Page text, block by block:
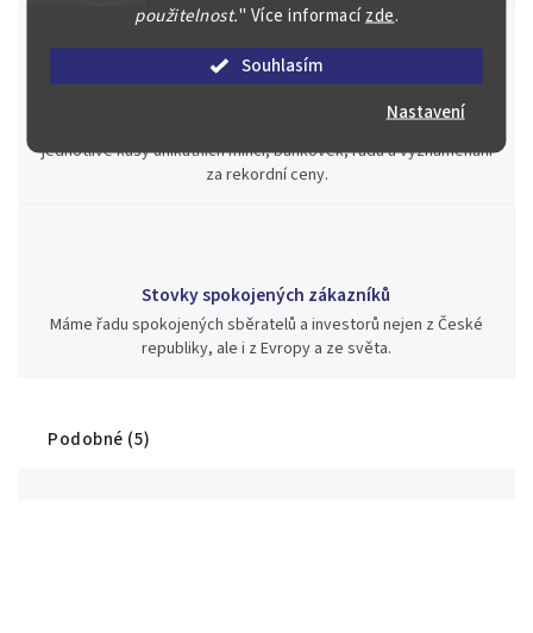
použitelnost." Více informacízde.
Souhlasím
Nastavení
Během té doby jsme v našich aukcích prodali významné sbírky i
jednotlivé kusy unikátních mincí, bankovek, řádů a vyznamenání
za rekordní ceny.
Stovky spokojených zákazníků
Máme řadu spokojených sběratelů a investorů nejen z České
republiky, ale i z Evropy a ze světa.
Podobné (5)